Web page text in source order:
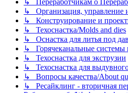
↳ Организация, управление
↳ Конструирование и
↳ Техоснастка/Molds and dies
↳ Оснастка для литья под
↳ Горячеканальные системы
↳ Техоснастка для экструзии
↳ Техоснастка для
↳ Вопросы качества/About
↳ Ресайклинг - вторичная